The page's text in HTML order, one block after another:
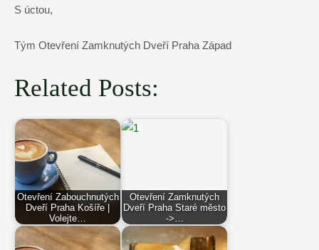
S ‌úctou,
Tým Otevření Zamknutých Dveří Praha Západ
Related Posts:
Otevření Zabouchnutých
Dveří Praha Košíře |
Volejte…
Otevření Zamknutých
Dveří Praha Staré město
->…